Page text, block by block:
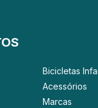
Bicicletas
Acessórios
Marcas